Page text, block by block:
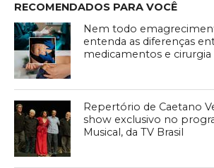
RECOMENDADOS PARA VOCÊ
Nem todo
entenda as diferenças
medicamentos e cirurgia
Repertório de Caetano
show exclusivo no
Musical, da TV Brasil